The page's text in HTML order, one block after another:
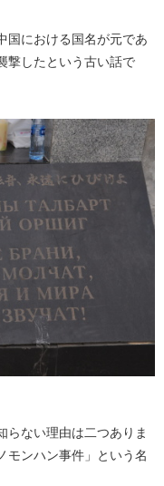
国における国名が元であ
撃したという古い話で
らない理由は二つありま
モンハン事件」という名